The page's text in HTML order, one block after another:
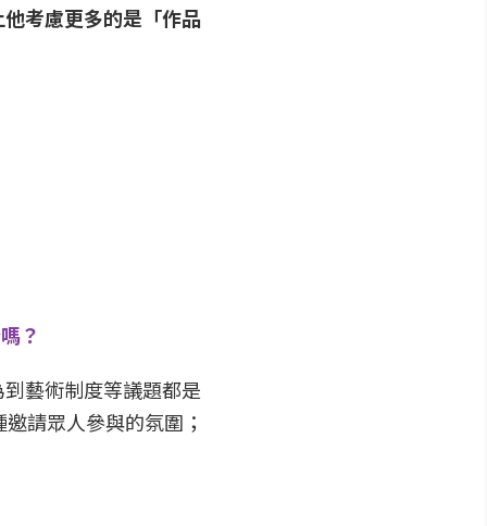
考慮更多的是「作品
？
藝術制度等議題都是
請眾人參與的氛圍；